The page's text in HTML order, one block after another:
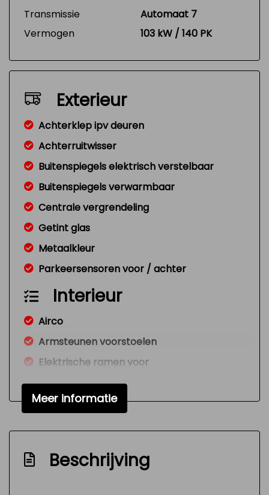
Transmissie
Automaat 7
Vermogen
103 kW / 140 PK
Exterieur
Achterklep ipv deuren
Achterruitwisser
Buitenspiegels elektrisch verstelbaar
Buitenspiegels verwarmbaar
Centrale vergrendeling
Getint glas
Metaalkleur
Parkeersensoren voor / achter
Interieur
Airco
Armsteunen voorstoelen
Elektrische ramen voor
Standkachel
Stuurbekrachtiging
Infotainment
Navigatiesysteem
Meer informatie
Beschrijving